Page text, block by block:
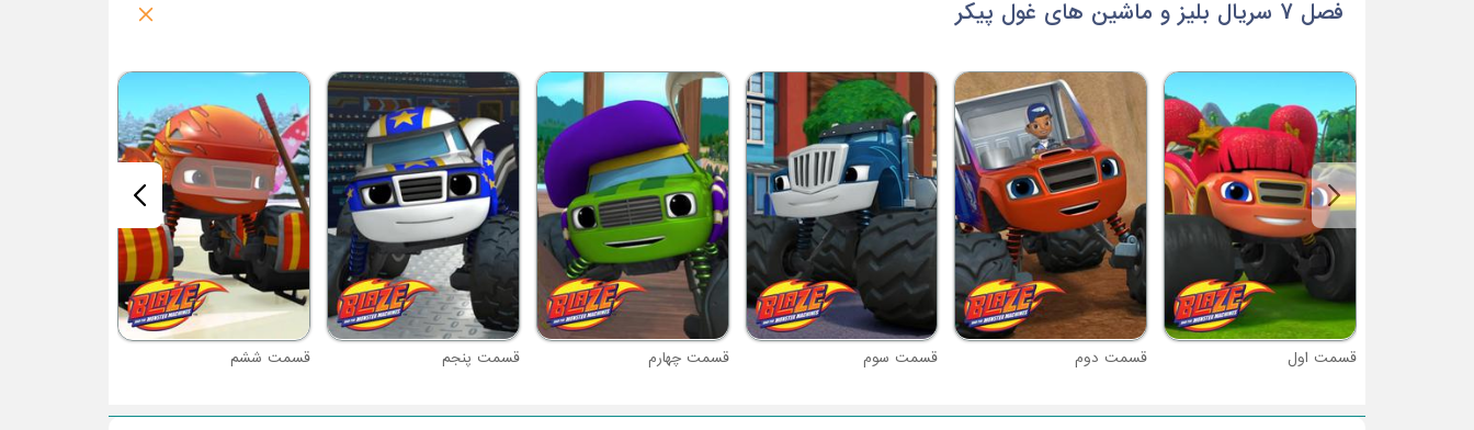
فصل 7 سریال بلیز و ماشین های غول پیکر
قسمت اول قسمت دوم قسمت سوم قسمت چهارم قسمت پنجم قسمت ششم